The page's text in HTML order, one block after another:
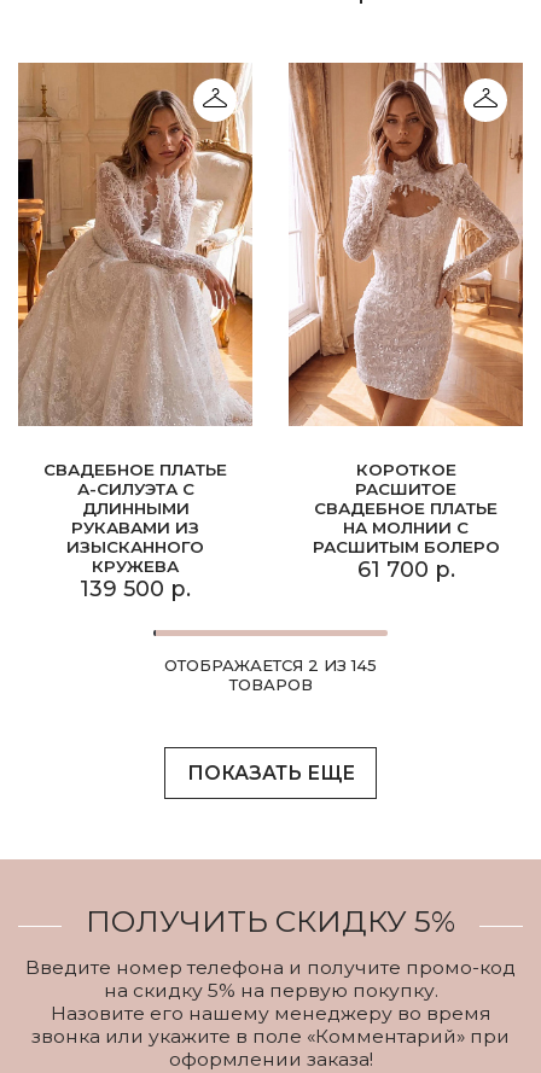
СВАДЕБНОЕ ПЛАТЬЕ
А-СИЛУЭТА С
ДЛИННЫМИ
РУКАВАМИ ИЗ
ИЗЫСКАННОГО
КРУЖЕВА
139 500 р.
КОРОТКОЕ
РАСШИТОЕ
СВАДЕБНОЕ ПЛАТЬЕ
НА МОЛНИИ С
РАСШИТЫМ БОЛЕРО
61 700 р.
ОТОБРАЖАЕТСЯ 2 ИЗ 145
ТОВАРОВ
ПОКАЗАТЬ ЕЩЕ
ПОЛУЧИТЬ СКИДКУ 5%
Введите номер телефона и получите промо-код
на скидку 5% на первую покупку.
Назовите его нашему менеджеру во время
звонка или укажите в поле «Комментарий» при
оформлении заказа!